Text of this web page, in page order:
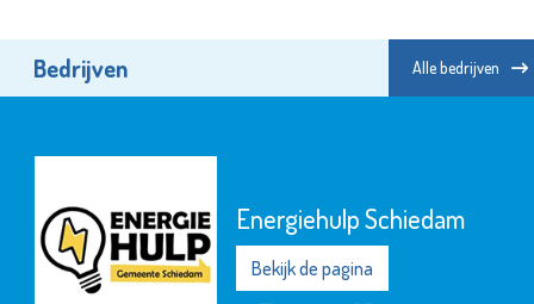
Bedrijven Alle bedrijven
Energiehulp Schiedam
Bekijk de pagina